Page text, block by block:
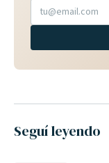
Seguí leyendo